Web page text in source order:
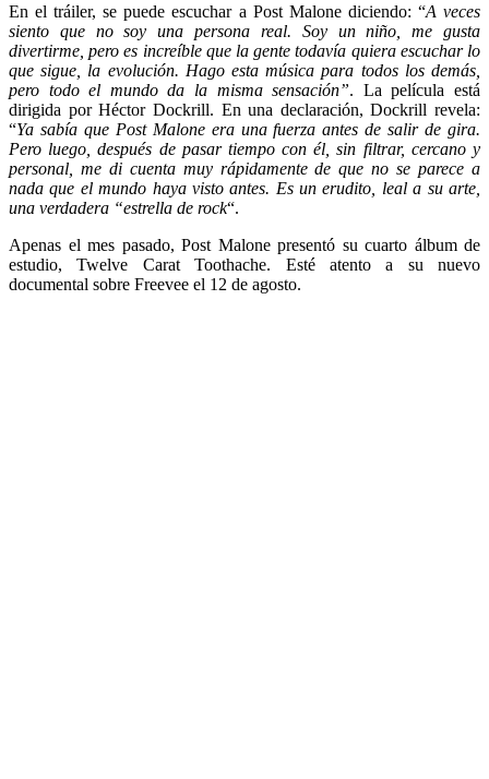
En el tráiler, se puede escuchar a Post Malone diciendo: “A veces
siento que no soy una persona real. Soy un niño, me gusta
divertirme, pero es increíble que la gente todavía quiera escuchar lo
que sigue, la evolución. Hago esta música para todos los demás,
pero todo el mundo da la misma sensación”. La película está
dirigida por Héctor Dockrill. En una declaración, Dockrill revela:
“Ya sabía que Post Malone era una fuerza antes de salir de gira.
Pero luego, después de pasar tiempo con él, sin filtrar, cercano y
personal, me di cuenta muy rápidamente de que no se parece a
nada que el mundo haya visto antes. Es un erudito, leal a su arte,
una verdadera “estrella de rock“.
Apenas el mes pasado, Post Malone presentó su cuarto álbum de
estudio, Twelve Carat Toothache. Esté atento a su nuevo
documental sobre Freevee el 12 de agosto.